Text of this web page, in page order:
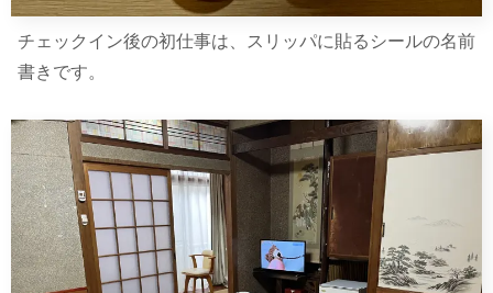
チェックイン後の初仕事は、スリッパに貼るシールの名前
書きです。